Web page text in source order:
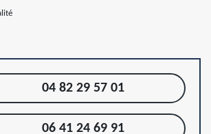
04 82 29 57 01
06 41 24 69 91